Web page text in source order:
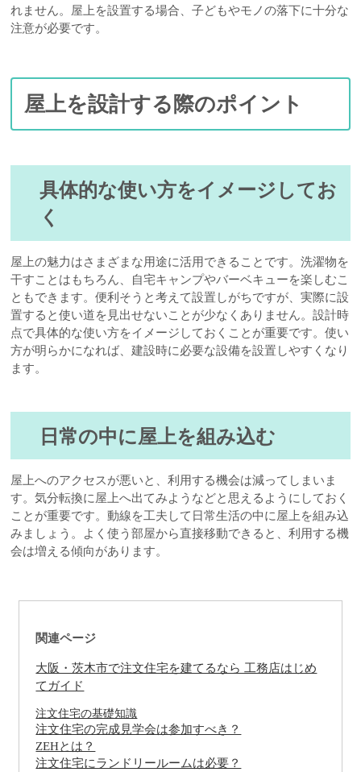
れません。屋上を設置する場合、子どもやモノの落下に十分な
注意が必要です。
屋上を設計する際のポイント
具体的な使い方をイメージしてお
く
屋上の魅力はさまざまな用途に活用できることです。洗濯物を
干すことはもちろん、自宅キャンプやバーベキューを楽しむこ
ともできます。便利そうと考えて設置しがちですが、実際に設
置すると使い道を見出せないことが少なくありません。設計時
点で具体的な使い方をイメージしておくことが重要です。使い
方が明らかになれば、建設時に必要な設備を設置しやすくなり
ます。
日常の中に屋上を組み込む
屋上へのアクセスが悪いと、利用する機会は減ってしまいま
す。気分転換に屋上へ出てみようなどと思えるようにしておく
ことが重要です。動線を工夫して日常生活の中に屋上を組み込
みましょう。よく使う部屋から直接移動できると、利用する機
会は増える傾向があります。
関連ページ
大阪・茨木市で注文住宅を建てるなら 工務店はじめ
てガイド
注文住宅の基礎知識
注文住宅の完成見学会は参加すべき？
ZEHとは？
注文住宅にランドリールームは必要？